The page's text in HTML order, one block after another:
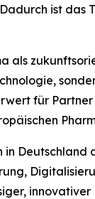
ist das
als
für
in Deutschland
innovativer